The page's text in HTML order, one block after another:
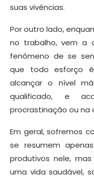
suas vivências.
Por outro lado,
no trabalho, vem a
fenômeno de se
que todo esforço é
alcançar o nível
qualificado, e
procrastinação ou na
Em geral, sofremos
se resumem
produtivos nele,
uma vida saudável,